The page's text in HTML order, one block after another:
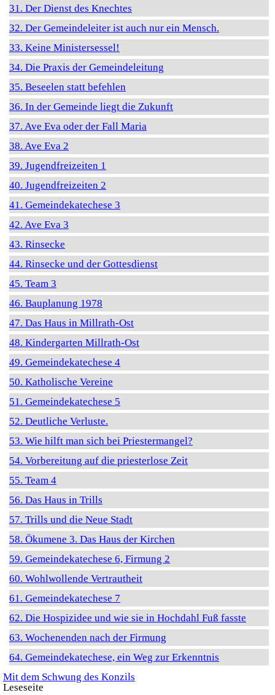
31. Der Dienst des Knechtes
32. Der Gemeindeleiter ist auch nur ein Mensch.
33. Keine Ministersessel!
34. Die Praxis der Gemeindeleitung
35. Beseelen statt befehlen
36. In der Gemeinde liegt die Zukunft
37. Ave Eva oder der Fall Maria
38. Ave Eva 2
39. Jugendfreizeiten 1
40. Jugendfreizeiten 2
41. Gemeindekatechese 3
42. Ave Eva 3
43. Rinsecke
44. Rinsecke und der Gottesdienst
45. Team 3
46. Bauplanung 1978
47. Das Haus in Millrath-Ost
48. Kindergarten Millrath-Ost
49. Gemeindekatechese 4
50. Katholische Vereine
51. Gemeindekatechese 5
52. Deutliche Verluste.
53. Wie hilft man sich bei Priestermangel?
54. Vorbereitung auf die priesterlose Zeit
55. Team 4
56. Das Haus in Trills
57. Trills und die Neue Stadt
58. Ökumene 3. Das Haus der Kirchen
59. Gemeindekatechese 6, Firmung 2
60. Wohlwollende Vertrautheit
61. Gemeindekatechese 7
62. Die Hospizidee und wie sie in Hochdahl Fuß fasste
63. Wochenenden nach der Firmung
64. Gemeindekatechese, ein Weg zur Erkenntnis
Mit dem Schwung des Konzils
Leseseite